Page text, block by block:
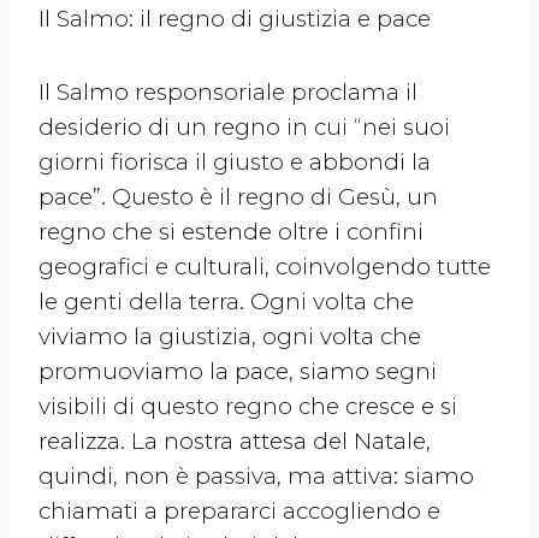
Il Salmo: il regno di giustizia e pace
Il Salmo responsoriale proclama il
desiderio di un regno in cui “nei suoi
giorni fiorisca il giusto e abbondi la
pace”. Questo è il regno di Gesù, un
regno che si estende oltre i confini
geografici e culturali, coinvolgendo tutte
le genti della terra. Ogni volta che
viviamo la giustizia, ogni volta che
promuoviamo la pace, siamo segni
visibili di questo regno che cresce e si
realizza. La nostra attesa del Natale,
quindi, non è passiva, ma attiva: siamo
chiamati a prepararci accogliendo e